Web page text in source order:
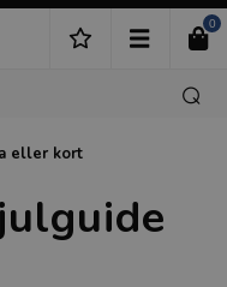
0
eller kort